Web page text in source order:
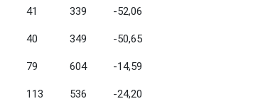
41 339 -52,06
40 349 -50,65
79 604 -14,59
113 536 -24,20